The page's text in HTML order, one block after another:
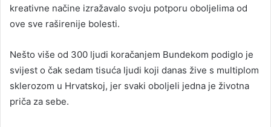
kreativne načine izražavalo svoju potporu oboljelima od
ove sve raširenije bolesti.
Nešto više od 300 ljudi koračanjem Bundekom podiglo je
svijest o čak sedam tisuća ljudi koji danas žive s multiplom
sklerozom u Hrvatskoj, jer svaki oboljeli jedna je životna
priča za sebe.